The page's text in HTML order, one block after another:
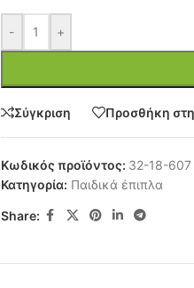
- +
Σύγκριση Προσθήκη
Κωδικός προϊόντος: 32-18-607
Κατηγορία: Παιδικά έπιπλα
Share: